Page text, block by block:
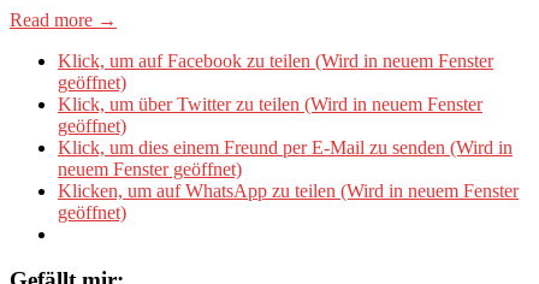
Read more →
Klick, um auf Facebook zu teilen (Wird in neuem Fenster
geöffnet)
Klick, um über Twitter zu teilen (Wird in neuem Fenster
geöffnet)
Klick, um dies einem Freund per E-Mail zu senden (Wird in
neuem Fenster geöffnet)
Klicken, um auf WhatsApp zu teilen (Wird in neuem Fenster
geöffnet)